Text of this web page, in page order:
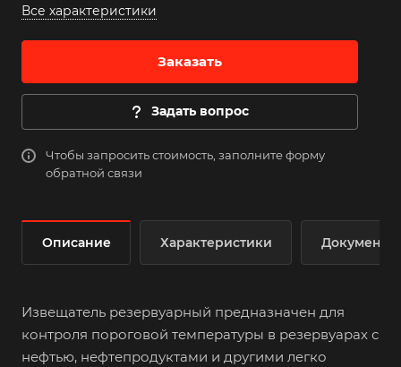
Все характеристики
Заказать
Задать вопрос
Чтобы запросить стоимость, заполните форму
обратной связи
Описание Характеристики Документы
Извещатель резервуарный предназначен для
контроля пороговой температуры в резервуарах с
нефтью, нефтепродуктами и другими легко